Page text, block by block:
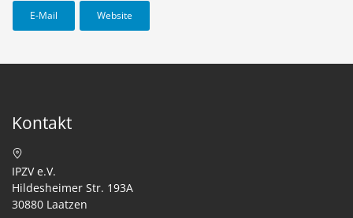
E-Mail Website
Kontakt
IPZV e.V.
Hildesheimer Str. 193A
30880 Laatzen